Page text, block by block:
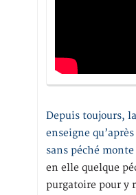
Depuis toujours,
enseigne
sans péché
en elle quelque
purgatoire pour y